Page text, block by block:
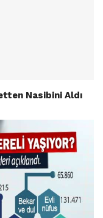
Nasibini Aldı